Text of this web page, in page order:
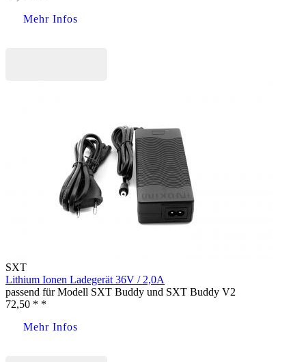
Mehr Infos
SXT
Lithium Ionen Ladegerät 36V / 2,0A
passend für Modell SXT Buddy und SXT Buddy V2
72,50 * *
Mehr Infos